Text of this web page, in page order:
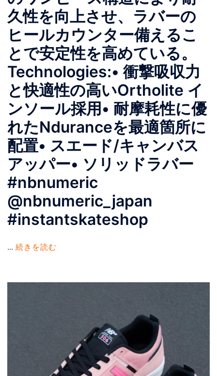
久性を向上させ、ラバーの
ヒールカウンター備えるこ
とで安定性を高めている。
Technologies:• 衝撃吸収⼒
と快適性の高いOrtholite イ
ンソール採用• 耐摩耗性に優
れたNduranceを最適箇所に
配置• スエード/キャンバス
アッパー• ソリッドラバー
#nbnumeric
@nbnumeric_japan
#instantskateshop
... 続きを読む